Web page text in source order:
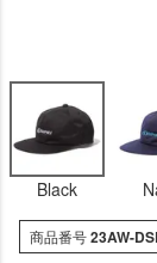
Black
商品番号23AW-